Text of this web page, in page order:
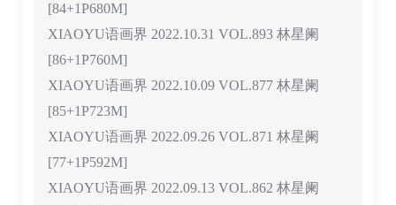
[84+1P680M]
XIAOYU语画界 2022.10.31 VOL.893 林星阑
[86+1P760M]
XIAOYU语画界 2022.10.09 VOL.877 林星阑
[85+1P723M]
XIAOYU语画界 2022.09.26 VOL.871 林星阑
[77+1P592M]
XIAOYU语画界 2022.09.13 VOL.862 林星阑